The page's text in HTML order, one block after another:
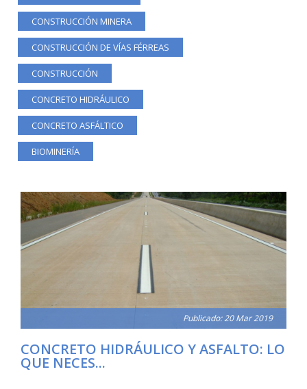
CONSTRUCCIÓN MINERA
CONSTRUCCIÓN DE VÍAS FÉRREAS
CONSTRUCCIÓN
CONCRETO HIDRÁULICO
CONCRETO ASFÁLTICO
BIOMINERÍA
Publicado: 20 Mar 2019
CONCRETO HIDRÁULICO Y ASFALTO: LO
QUE NECES...